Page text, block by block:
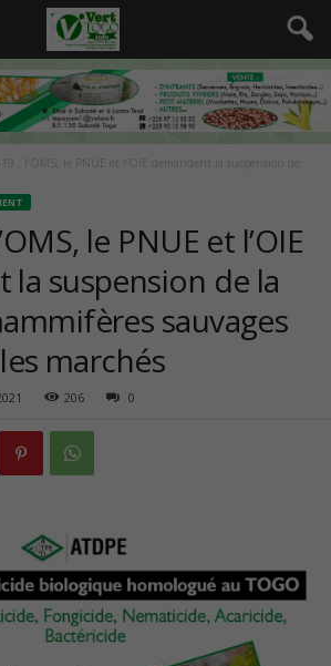
19 : l’OMS, le PNUE et l’OIE demandent la suspension de
le PNUE et l’OIE
la suspension de la
sauvages
marchés
206 0